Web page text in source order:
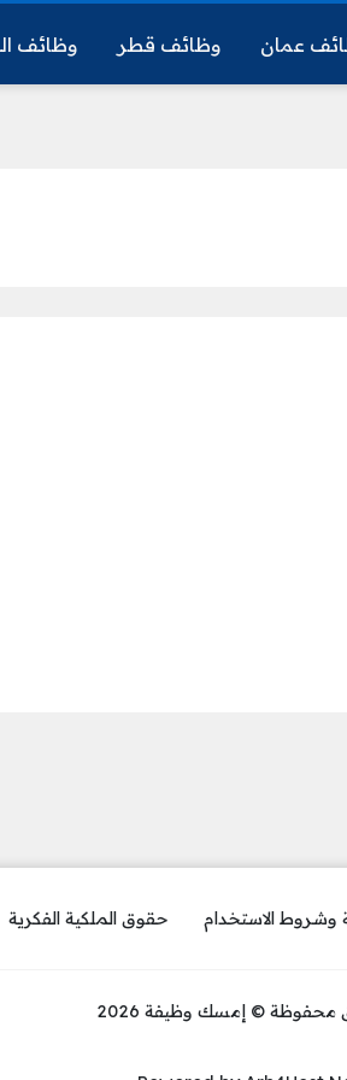
عمان وظائف قطر وظائف
وشروط الاستخدام حقوق الملكية الفكرية
© إمسك وظيفة 2026